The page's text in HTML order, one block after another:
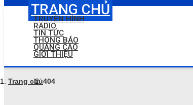
TRANG CHỦ
TRUYỀN HÌNH
RADIO
TIN TỨC
THÔNG BÁO
QUẢNG CÁO
GIỚI THIỆU
Trang chủ404